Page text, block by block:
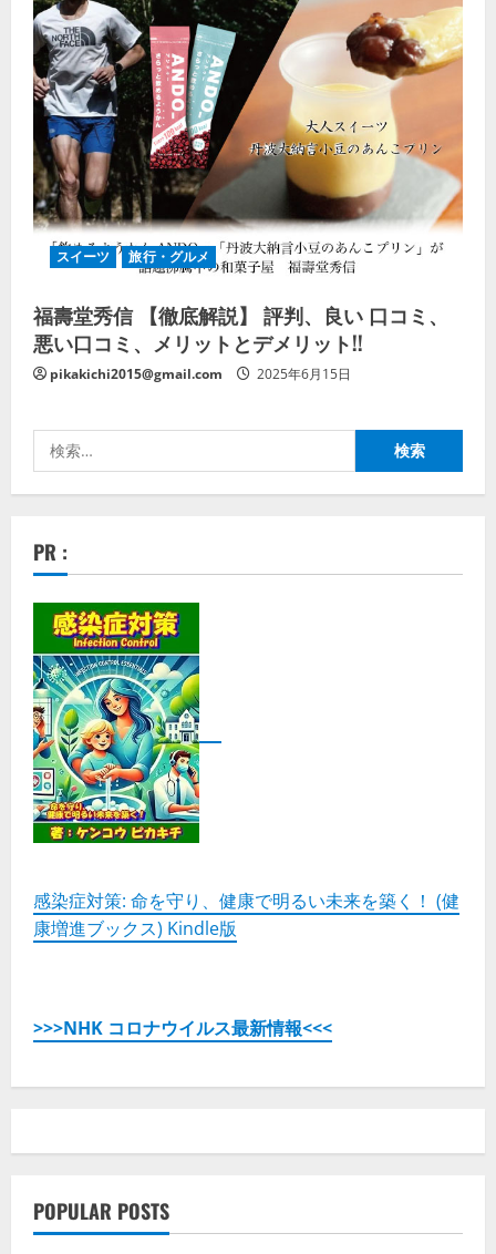
スイーツ 旅行・グルメ
福壽堂秀信 【徹底解説】 評判、良い 口コミ、
悪い口コミ、メリットとデメリット!!
pikakichi2015@gmail.com 2025年6月15日
索:
PR :
感染症対策: 命を守り、健康で明るい未来を築く！ (健
康増進ブックス) Kindle版
>>>NHK コロナウイルス最新情報<<<
POPULAR POSTS